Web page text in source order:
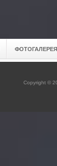
ФОТОГАЛЕРЕЯ
Copyright ©